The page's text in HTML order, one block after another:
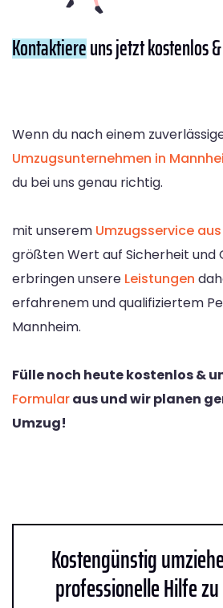
Kontaktiereuns jetzt kostenlos
Wenn du nach einem
Umzugsunternehmen in
du bei uns genau richtig.
mit unserem Umzugsservice
größten Wert auf Sicherheit und
erbringen unsere Leistungen
erfahrenem und qualifiziertem
Mannheim.
Fülle noch heute kostenlos &
Formularaus und wir planen
Umzug!
Kostengünstig
professionelle Hilfe